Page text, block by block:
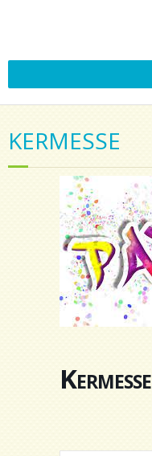
KERMESSE
Kermesse